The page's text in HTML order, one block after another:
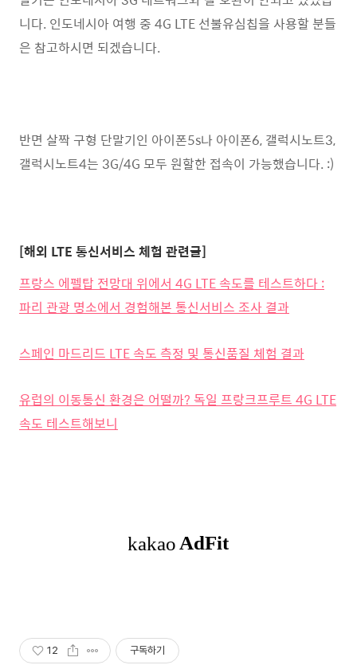
니다. 인도네시아 여행 중 4G LTE 선불유심칩을 사용할 분들
은 참고하시면 되겠습니다.
반면 살짝 구형 단말기인 아이폰5s나 아이폰6, 갤럭시노트3,
갤럭시노트4는 3G/4G 모두 원할한 접속이 가능했습니다. :)
[해외 LTE 통신서비스 체험 관련글]
프랑스 에펠탑 전망대 위에서 4G LTE 속도를 테스트하다 :
파리 관광 명소에서 경험해본 통신서비스 조사 결과
스페인 마드리드 LTE 속도 측정 및 통신품질 체험 결과
유럽의 이동통신 환경은 어떨까? 독일 프랑크프루트 4G LTE
속도 테스트해보니
12 구독하기